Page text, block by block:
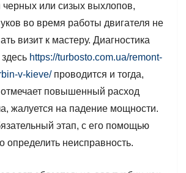
или сизых выхлопов,
во время работы двигателя не
визит к мастеру. Диагностика
https://turbosto.com.ua/remont-
v-kieve/проводится и тогда,
отмечает повышенный расход
жалуется на падение мощности.
этап, с его помощью
определить неисправность.